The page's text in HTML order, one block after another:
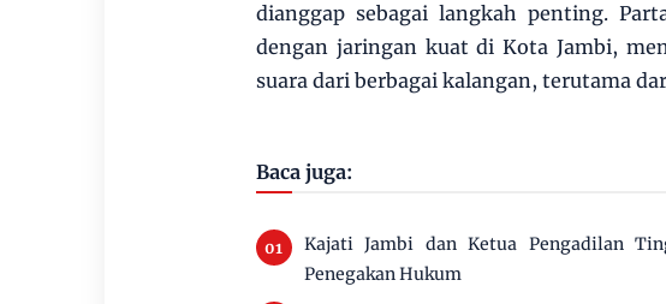
dianggap sebagai langkah penting.
dengan jaringan kuat di Kota Jambi,
suara dari berbagai kalangan, terutama
Baca juga:
Kajati Jambi dan Ketua Pengadilan
Penegakan Hukum